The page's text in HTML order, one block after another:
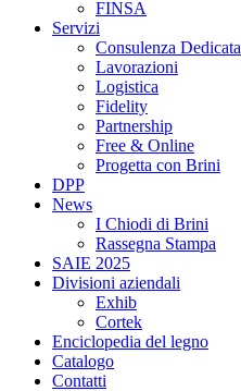
FINSA
Servizi
Consulenza Dedicata
Lavorazioni
Logistica
Fidelity
Partnership
Free & Online
Progetta con Brini
DPP
News
I Chiodi di Brini
Rassegna Stampa
SAIE 2025
Divisioni aziendali
Exhib
Cortek
Enciclopedia del legno
Catalogo
Contatti